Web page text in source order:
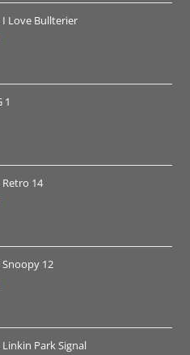
Love Bullterier
€
1
14
€ 12
€Park Signal